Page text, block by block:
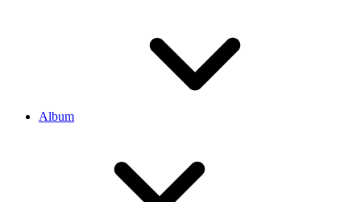
Album